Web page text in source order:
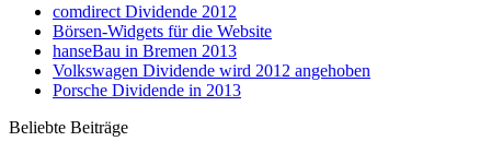
comdirect Dividende 2012
Börsen-Widgets für die Website
hanseBau in Bremen 2013
Volkswagen Dividende wird 2012 angehoben
Porsche Dividende in 2013
Beliebte Beiträge